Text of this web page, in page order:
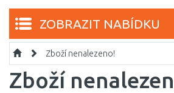
ZOBRAZIT NABÍDKU
Zboží nenalezeno!
Zboží